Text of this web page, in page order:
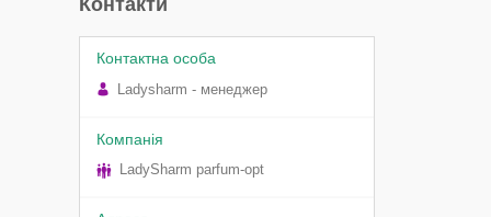
Контакти
Ladysharm - менеджер
LadySharm parfum-opt